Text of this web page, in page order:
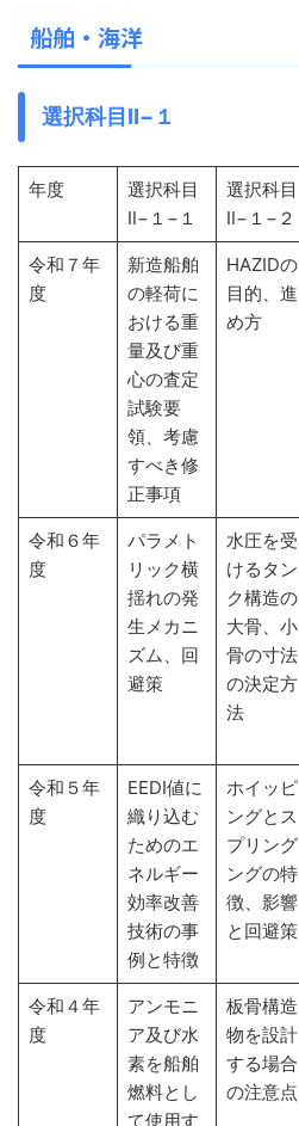
船舶・海洋
選択科目Ⅱ−１
年度
選択科目
Ⅱ−１−１
選択科目
Ⅱ−１−２
令和７年
度
新造船舶
の軽荷に
おける重
量及び重
心の査定
試験要
領、考慮
すべき修
正事項
HAZIDの
目的、進
め方
令和６年
度
パラメト
リック横
揺れの発
生メカニ
ズム、回
避策
水圧を受
けるタン
ク構造の
大骨、小
骨の寸法
の決定方
法
令和５年
度
EEDI値に
織り込む
ためのエ
ネルギー
効率改善
技術の事
例と特徴
ホイッピ
ングとス
プリング
ングの特
徴、影響
と回避策
令和４年
度
アンモニ
ア及び水
素を船舶
燃料とし
て使用す
板骨構造
物を設計
する場合
の注意点